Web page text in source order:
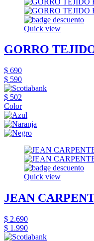
Quick view
GORRO
$ 690
$ 590
$ 502
Color
Quick view
JEAN
$ 2.690
$ 1.990